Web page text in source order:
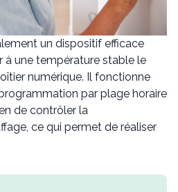
un dispositif efficace
une température stable le
numérique. Il fonctionne
par plage horaire
de contrôler la
ce qui permet de réaliser